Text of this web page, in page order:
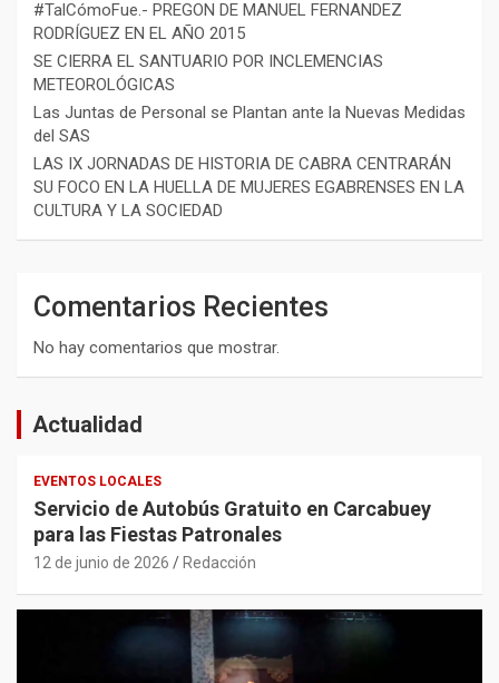
#TalCómoFue.- PREGON DE MANUEL FERNANDEZ
RODRÍGUEZ EN EL AÑO 2015
SE CIERRA EL SANTUARIO POR INCLEMENCIAS
METEOROLÓGICAS
Las Juntas de Personal se Plantan ante la Nuevas Medidas
del SAS
LAS IX JORNADAS DE HISTORIA DE CABRA CENTRARÁN
SU FOCO EN LA HUELLA DE MUJERES EGABRENSES EN LA
CULTURA Y LA SOCIEDAD
Comentarios Recientes
No hay comentarios que mostrar.
Actualidad
EVENTOS LOCALES
Servicio de Autobús Gratuito en Carcabuey
para las Fiestas Patronales
12 de junio de 2026 Redacción